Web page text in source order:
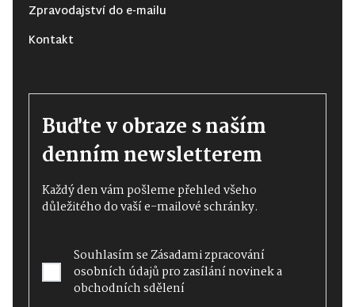
Zpravodajství do e-mailu
Kontakt
Buďte v obraze s naším
denním newsletterem
Každý den vám pošleme přehled všeho
důležitého do vaší e-mailové schránky.
Souhlasím seZásadami zpracování
osobních údajůpro zasílání novinek a
obchodních sdělení